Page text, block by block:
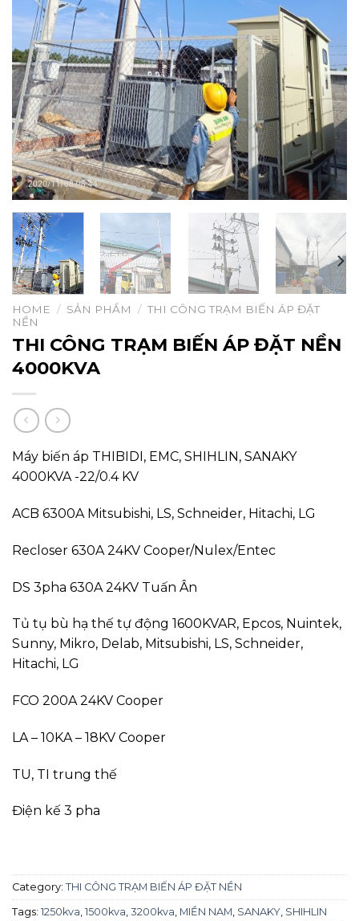
HOME / SẢN PHẨM / THI CÔNG TRẠM BIẾN ÁP ĐẶT
NỀN
THI CÔNG TRẠM BIẾN ÁP ĐẶT NỀN
4000KVA
Máy biến áp THIBIDI, EMC, SHIHLIN, SANAKY
4000KVA -22/0.4 KV
ACB 6300A Mitsubishi, LS, Schneider, Hitachi, LG
Recloser 630A 24KV Cooper/Nulex/Entec
DS 3pha 630A 24KV Tuấn Ân
Tủ tụ bù hạ thế tự động 1600KVAR, Epcos, Nuintek,
Sunny, Mikro, Delab, Mitsubishi, LS, Schneider,
Hitachi, LG
FCO 200A 24KV Cooper
LA – 10KA – 18KV Cooper
TU, TI trung thế
Điện kế 3 pha
Category: THI CÔNG TRẠM BIẾN ÁP ĐẶT NỀN
Tags: 1250kva, 1500kva, 3200kva, MIỀN NAM, SANAKY, SHIHLIN